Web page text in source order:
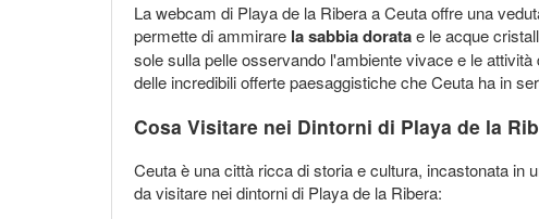
La webcam di Playa de la Ribera a Ceuta offre una
permette di ammirare la sabbia doratae le acque
sole sulla pelle osservando l'ambiente vivace e le
delle incredibili offerte paesaggistiche che Ceuta ha in
Cosa Visitare nei Dintorni di Playa de la
Ceuta è una città ricca di storia e cultura, incastonata in
da visitare nei dintorni di Playa de la Ribera: